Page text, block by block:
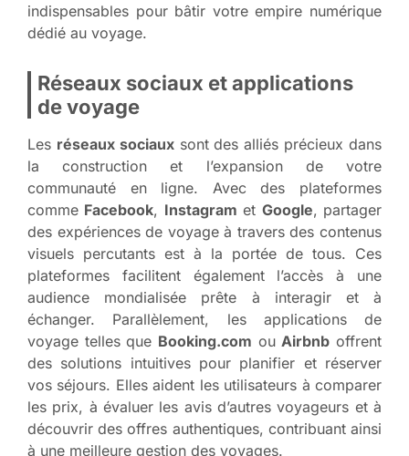
indispensables pour bâtir votre empire numérique
dédié au voyage.
Réseaux sociaux et applications
de voyage
Les réseaux sociauxsont des alliés précieux dans
la construction et l’expansion de votre
communauté en ligne. Avec des plateformes
comme Facebook, Instagram et Google, partager
des expériences de voyage à travers des contenus
visuels percutants est à la portée de tous. Ces
plateformes facilitent également l’accès à une
audience mondialisée prête à interagir et à
échanger. Parallèlement, les applications de
voyage telles que Booking.com ou Airbnb offrent
des solutions intuitives pour planifier et réserver
vos séjours. Elles aident les utilisateurs à comparer
les prix, à évaluer les avis d’autres voyageurs et à
découvrir des offres authentiques, contribuant ainsi
à une meilleure gestion des voyages.